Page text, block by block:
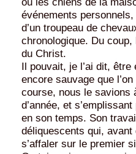
événements
d’un troupeau de
chronologique. Du coup,
du Christ.
Il pouvait, je l’ai dit,
encore sauvage que
course, nous le savions
d’année, et
en son temps. Son
déliquescents qui, avant
s’affaler sur le premier